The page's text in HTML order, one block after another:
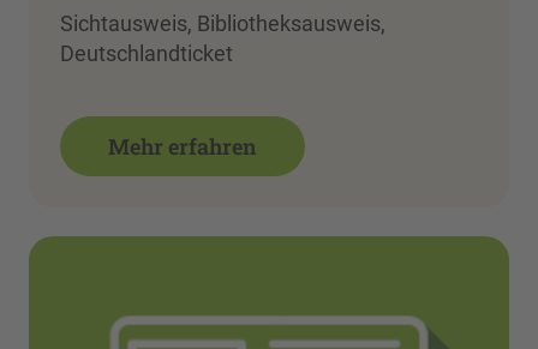
Sichtausweis, Bibliotheksausweis,
Deutschlandticket
Mehr erfahren